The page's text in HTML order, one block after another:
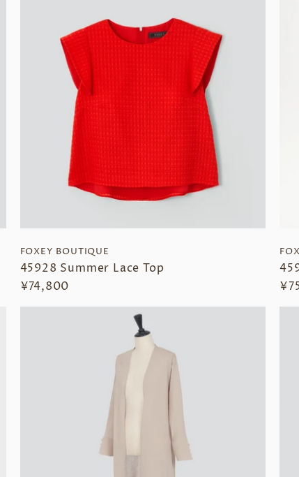
FOXEY BOUTIQUE
45928 Summer Lace Top
¥74,800